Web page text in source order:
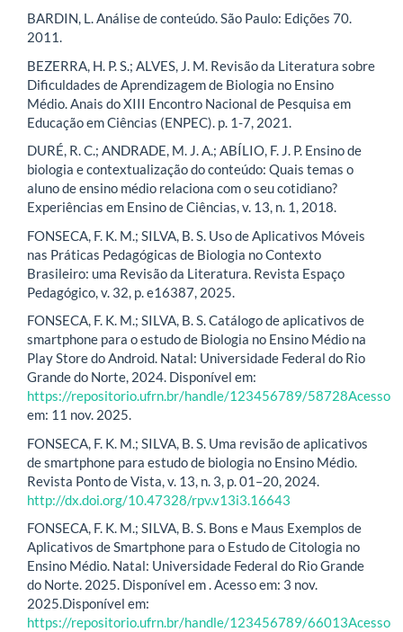
BARDIN, L. Análise de conteúdo. São Paulo: Edições 70.
2011.
BEZERRA, H. P. S.; ALVES, J. M. Revisão da Literatura sobre
Dificuldades de Aprendizagem de Biologia no Ensino
Médio. Anais do XIII Encontro Nacional de Pesquisa em
Educação em Ciências (ENPEC). p. 1-7, 2021.
DURÉ, R. C.; ANDRADE, M. J. A.; ABÍLIO, F. J. P. Ensino de
biologia e contextualização do conteúdo: Quais temas o
aluno de ensino médio relaciona com o seu cotidiano?
Experiências em Ensino de Ciências, v. 13, n. 1, 2018.
FONSECA, F. K. M.; SILVA, B. S. Uso de Aplicativos Móveis
nas Práticas Pedagógicas de Biologia no Contexto
Brasileiro: uma Revisão da Literatura. Revista Espaço
Pedagógico, v. 32, p. e16387, 2025.
FONSECA, F. K. M.; SILVA, B. S. Catálogo de aplicativos de
smartphone para o estudo de Biologia no Ensino Médio na
Play Store do Android. Natal: Universidade Federal do Rio
Grande do Norte, 2024. Disponível em:
https://repositorio.ufrn.br/handle/123456789/58728Acesso
em: 11 nov. 2025.
FONSECA, F. K. M.; SILVA, B. S. Uma revisão de aplicativos
de smartphone para estudo de biologia no Ensino Médio.
Revista Ponto de Vista, v. 13, n. 3, p. 01–20, 2024.
http://dx.doi.org/10.47328/rpv.v13i3.16643
FONSECA, F. K. M.; SILVA, B. S. Bons e Maus Exemplos de
Aplicativos de Smartphone para o Estudo de Citologia no
Ensino Médio. Natal: Universidade Federal do Rio Grande
do Norte. 2025. Disponível em . Acesso em: 3 nov.
2025.Disponível em:
https://repositorio.ufrn.br/handle/123456789/66013Acesso